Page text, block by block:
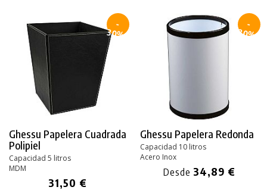
-
30%
Ghessu Papelera Cuadrada
Polipiel
Capacidad 5 litros
MDM
31,50 €
-
30%
Ghessu Papelera Redonda
Capacidad 10 litros
Acero Inox
Desde 34,89 €